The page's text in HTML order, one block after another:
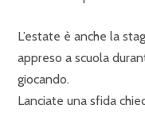
L’estate è anche la
appreso a scuola
giocando.
Lanciate una sfida